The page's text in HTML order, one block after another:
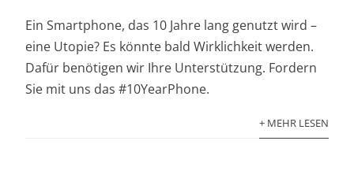
Ein Smartphone, das 10 Jahre lang genutzt wird –
eine Utopie? Es könnte bald Wirklichkeit werden.
Dafür benötigen wir Ihre Unterstützung. Fordern
Sie mit uns das #10YearPhone.
+ MEHR LESEN